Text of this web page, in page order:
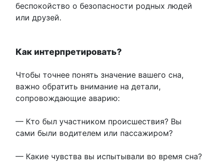
беспокойство о безопасности родных людей
или друзей.
Как интерпретировать?
Чтобы точнее понять значение вашего сна,
важно обратить внимание на детали,
сопровождающие аварию:
— Кто был участником происшествия? Вы
сами были водителем или пассажиром?
— Какие чувства вы испытывали во время сна?